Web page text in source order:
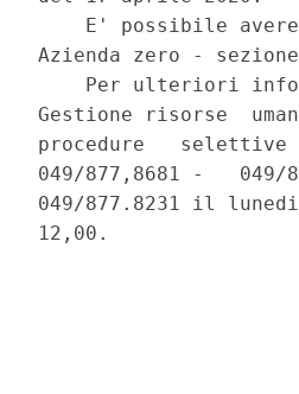
E' possibile
Azienda zero -
Per ulteriori
Gestione risorse
procedure
049/877,8681 -
049/877.8231 il
12,00.